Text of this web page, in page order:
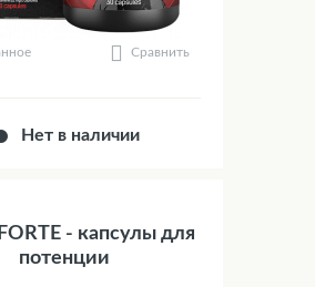
Сравнить
Нет в наличии
- капсулы для
потенции